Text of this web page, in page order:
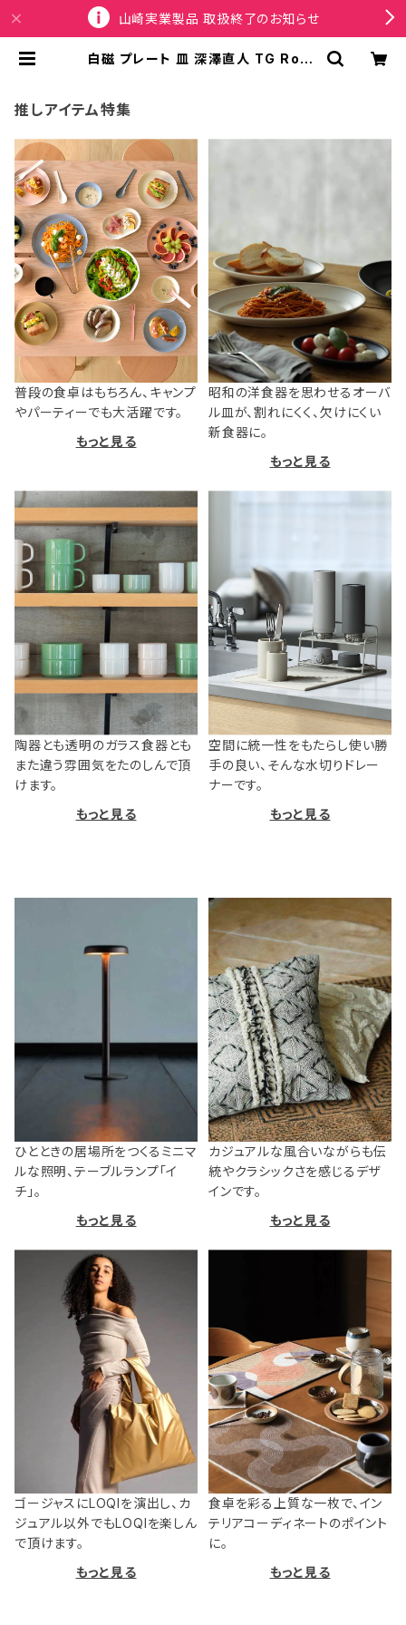
山崎実業製品 取扱終了のお知らせ
白磁 プレート 皿 深澤直人 TG Roun
m ホワイト | SPORTUS
推しアイテム特集
普段の食卓はもちろん、キャンプ
やパーティーでも大活躍です。
もっと見る
昭和の洋食器を思わせるオーバ
ル皿が、割れにくく、欠けにくい
新食器に。
もっと見る
陶器とも透明のガラス食器とも
また違う雰囲気をたのしんで頂
けます。
もっと見る
空間に統一性をもたらし使い勝
手の良い、そんな水切りドレー
ナーです。
もっと見る
ひとときの居場所をつくるミニマ
ルな照明、テーブルランプ「イ
チ」。
もっと見る
カジュアルな風合いながらも伝
統やクラシックさを感じるデザ
インです。
もっと見る
ゴージャスにLOQIを演出し、カ
ジュアル以外でもLOQIを楽しん
で頂けます。
もっと見る
食卓を彩る上質な一枚で、イン
テリアコーディネートのポイント
に。
もっと見る